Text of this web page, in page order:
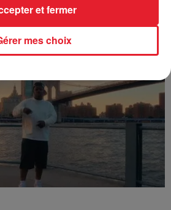
- Génération Impolie
mes choix
et fermer